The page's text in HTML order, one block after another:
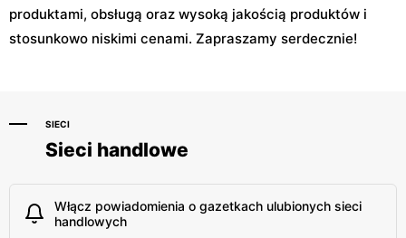
produktami, obsługą oraz wysoką jakością produktów i
stosunkowo niskimi cenami. Zapraszamy serdecznie!
SIECI
Sieci handlowe
Włącz powiadomienia o gazetkach ulubionych sieci
handlowych